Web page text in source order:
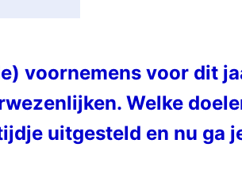
voornemens voor dit
Welke
uitgesteld en nu ga